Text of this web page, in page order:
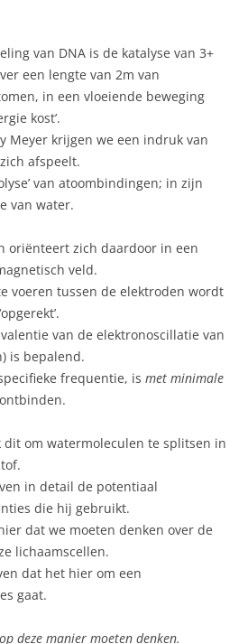
van DNA is de katalyse van 3+
een lengte van 2m van
in een vloeiende beweging
kost’.
Meyer krijgen we een indruk van
afspeelt.
van atoombindingen; in zijn
van water.
oriënteert zich daardoor in een
veld.
voeren tussen de elektroden wordt
van de elektronoscillatie van
is bepalend.
frequentie, is met minimale
dit om watermoleculen te splitsen in
in detail de potentiaal
die hij gebruikt.
dat we moeten denken over de
lichaamscellen.
dat het hier om een
gaat.
op deze manier moeten denken.